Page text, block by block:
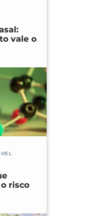
vale o
risco